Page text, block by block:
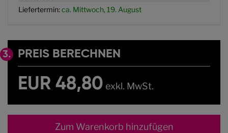
Liefertermin: ca. Mittwoch, 19. August
3. PREIS BERECHNEN
EUR 48,80 exkl. MwSt.
Zum Warenkorb hinzufügen